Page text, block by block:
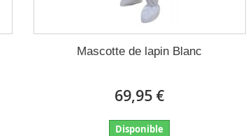
Mascotte de lapin Blanc
69,95 €
Disponible